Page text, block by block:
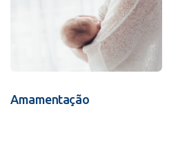
Amamentação